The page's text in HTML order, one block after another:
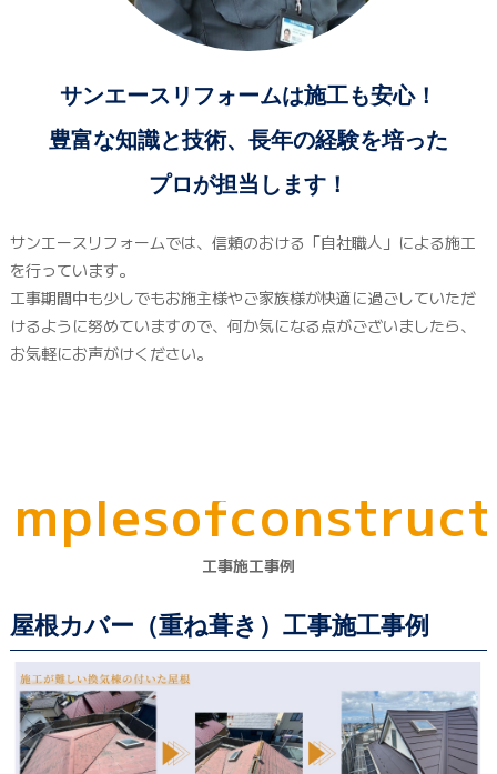
サンエースリフォームは施工も安心！
豊富な知識と技術、長年の経験を培った
プロが担当します！
サンエースリフォームでは、信頼のおける「自社職人」による施工
を行っています。
工事期間中も少しでもお施主様やご家族様が快適に過ごしていただ
けるように努めていますので、何か気になる点がございましたら、
お気軽にお声がけください。
mplesofconstruct
工事施工事例
屋根カバー（重ね葺き）工事施工事例